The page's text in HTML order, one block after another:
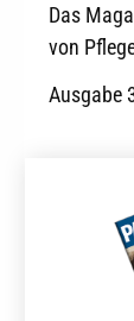
Das
von
Ausgabe